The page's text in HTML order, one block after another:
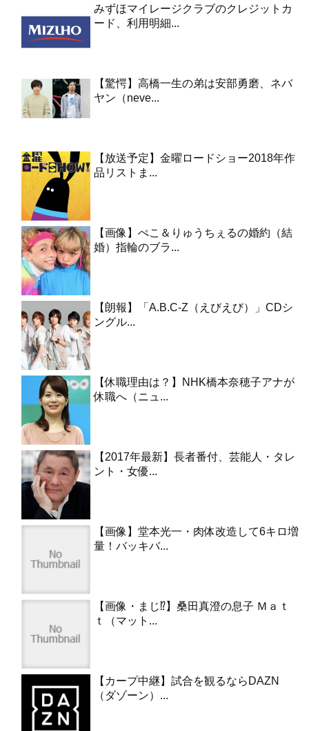
みずほマイレージクラブのクレジットカ
ード、利用明細...
【驚愕】高橋一生の弟は安部勇磨、ネバ
ヤン（neve...
【放送予定】金曜ロードショー2018年作
品リストま...
【画像】ぺこ＆りゅうちぇるの婚約（結
婚）指輪のブラ...
【朗報】「A.B.C-Z（えびえび）」CDシ
ングル...
【休職理由は？】NHK橋本奈穂子アナが
休職へ（ニュ...
【2017年最新】長者番付、芸能人・タレ
ント・女優...
【画像】堂本光一・肉体改造して6キロ増
量！バッキバ...
【画像・まじ⁉︎】桑田真澄の息子 Ｍａｔ
ｔ（マット...
【カープ中継】試合を観るならDAZN
（ダゾーン）...